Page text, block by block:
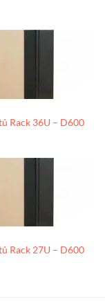
Rack 36U – D600
Rack 27U – D600